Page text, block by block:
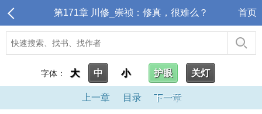
第171章 川修_崇祯：修真，很难么？ 首页
字体： 大 中 小 护眼 关灯
上一章 目录 下一章